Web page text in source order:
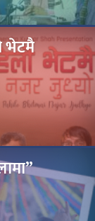
भेटमै